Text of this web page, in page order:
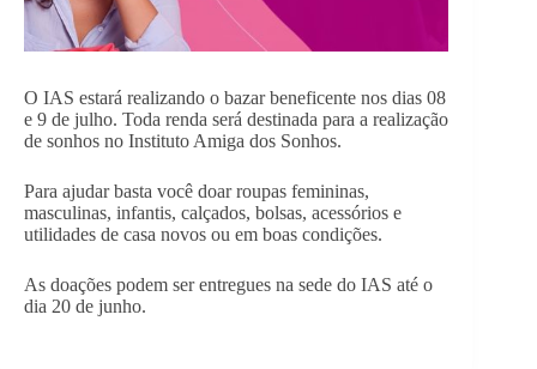
O IAS estará realizando o bazar beneficente nos dias 08
e 9 de julho. Toda renda será destinada para a realização
de sonhos no Instituto Amiga dos Sonhos.
Para ajudar basta você doar roupas femininas,
masculinas, infantis, calçados, bolsas, acessórios e
utilidades de casa novos ou em boas condições.
As doações podem ser entregues na sede do IAS até o
dia 20 de junho.